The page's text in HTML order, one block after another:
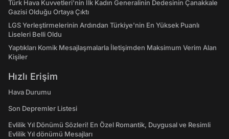
Türk Hava Kuvvetleri'nin İlk Kadın Generalinin Dedesinin Çanakkale
Gazisi Olduğu Ortaya Çıktı
LGS Yerleştirmelerinin Ardından Türkiye'nin En Yüksek Puanlı
Liseleri Belli Oldu
Yaptıkları Komik Mesajlaşmalarla İletişimden Maksimum Verim Alan
Kişiler
Hızlı Erişim
Hava Durumu
Son Depremler Listesi
Evlilik Yıl Dönümü Sözleri! En Özel Romantik, Duygusal ve Resimli
Evlilik Yıl dönümü Mesajları